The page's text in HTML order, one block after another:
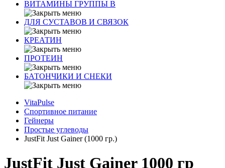
ВИТАМИНЫ ГРУППЫ В
ДЛЯ СУСТАВОВ И СВЯЗОК
КРЕАТИН
ПРОТЕИН
БАТОНЧИКИ И СНЕКИ
VitaPulse
Спортивное питание
Гейнеры
Простые углеводы
JustFit Just Gainer (1000 гр.)
JustFit Just Gainer 1000 гр